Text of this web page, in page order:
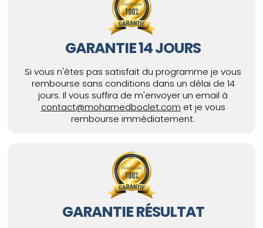
GARANTIE 14 JOURS
Si vous n'êtes pas satisfait du programme je vous
rembourse sans conditions dans un délai de 14
jours. Il vous suffira de m'envoyer un email à
contact@mohamedboclet.com et je vous
rembourse immédiatement.
GARANTIE RÉSULTAT